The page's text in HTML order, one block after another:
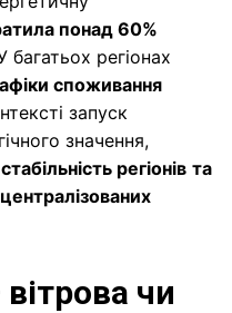
понад 60%
багатьох регіонах
споживання
запуск
значення,
регіонів та
чи